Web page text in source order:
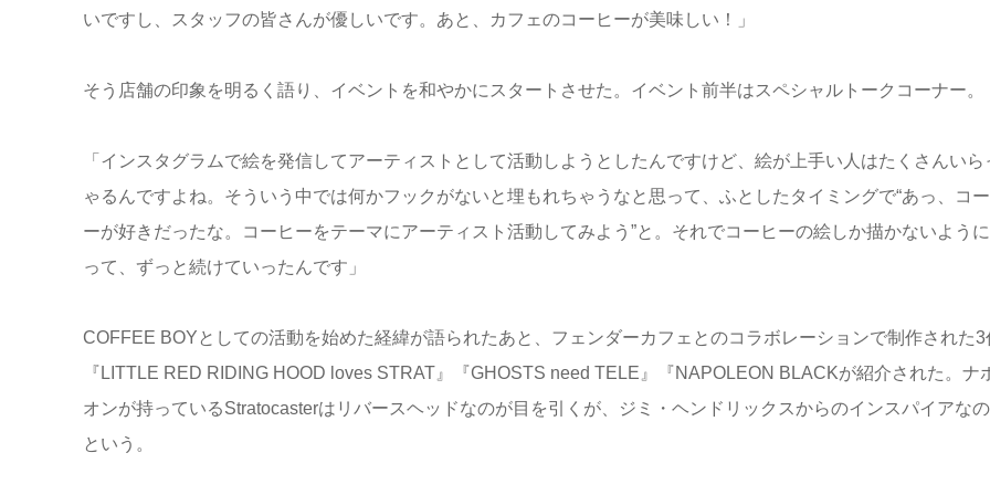
いですし、スタッフの皆さんが優しいです。あと、カフェのコーヒーが美味しい！」
そう店舗の印象を明るく語り、イベントを和やかにスタートさせた。イベント前半はスペシャルトークコーナー。
「インスタグラムで絵を発信してアーティストとして活動しようとしたんですけど、絵が上手い人はたくさんいら
ゃるんですよね。そういう中では何かフックがないと埋もれちゃうなと思って、ふとしたタイミングで“あっ、コー
ーが好きだったな。コーヒーをテーマにアーティスト活動してみよう”と。それでコーヒーの絵しか描かないよう
って、ずっと続けていったんです」
COFFEE BOYとしての活動を始めた経緯が語られたあと、フェンダーカフェとのコラボレーションで制作された3
『LITTLE RED RIDING HOOD loves STRAT』『GHOSTS need TELE』『NAPOLEON BLACKが紹介された。ナ
オンが持っているStratocasterはリバースヘッドなのが目を引くが、ジミ・ヘンドリックスからのインスパイアな
という。